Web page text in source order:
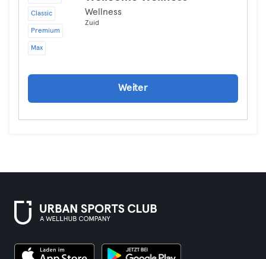
Classic
Premium
Max
Wellness
Zuid
Weiter